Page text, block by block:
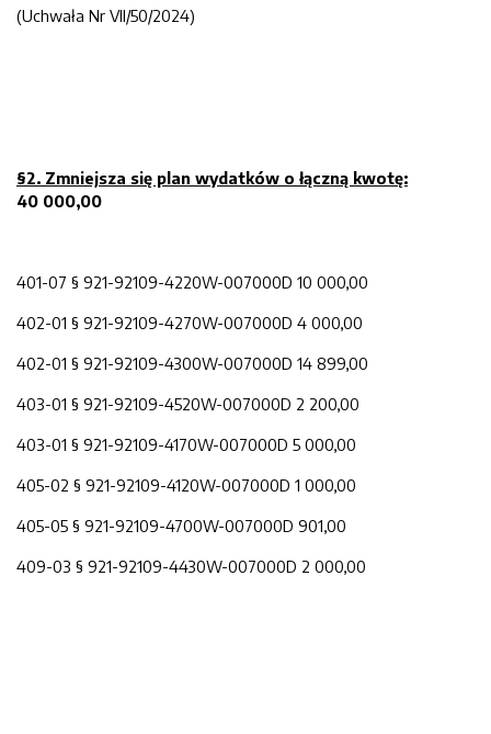
(Uchwała Nr VII/50/2024)
§2. Zmniejsza się plan wydatków o łączną kwotę:
40 000,00
401-07 § 921-92109-4220W-007000D 10 000,00
402-01 § 921-92109-4270W-007000D 4 000,00
402-01 § 921-92109-4300W-007000D 14 899,00
403-01 § 921-92109-4520W-007000D 2 200,00
403-01 § 921-92109-4170W-007000D 5 000,00
405-02 § 921-92109-4120W-007000D 1 000,00
405-05 § 921-92109-4700W-007000D 901,00
409-03 § 921-92109-4430W-007000D 2 000,00